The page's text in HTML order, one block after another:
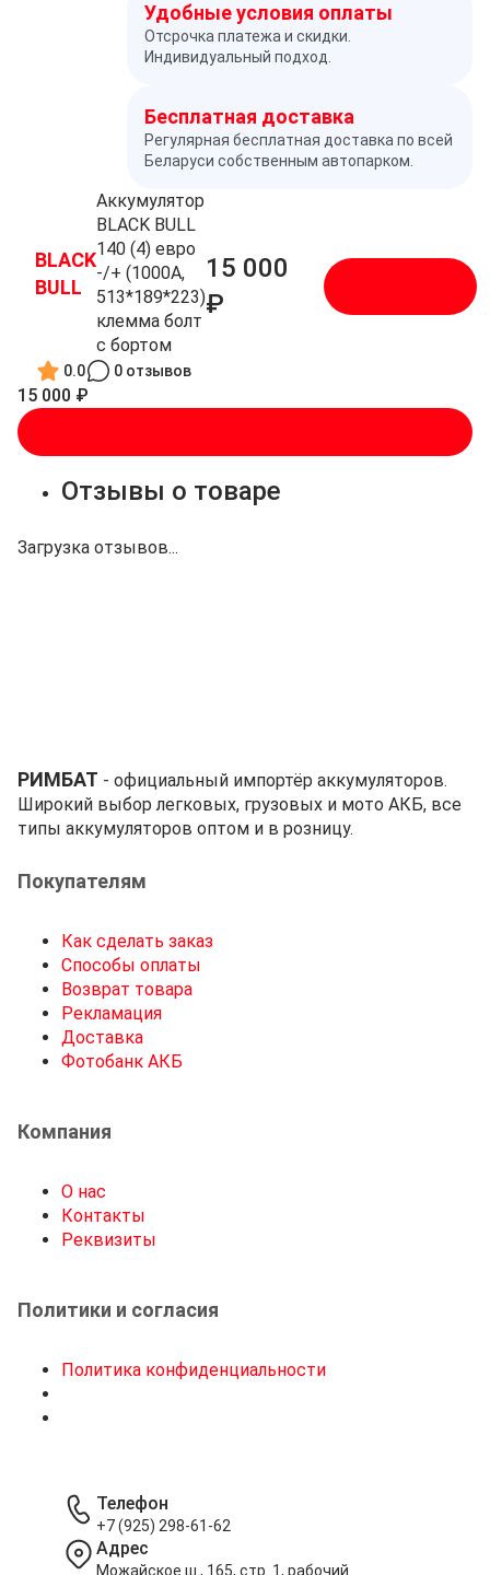
Удобные условия оплаты
Отсрочка платежа и скидки.
Индивидуальный подход.
Бесплатная доставка
Регулярная бесплатная доставка по всей
Беларуси собственным автопарком.
BLACK
BULL
Аккумулятор
BLACK BULL
140 (4) евро
-/+ (1000A,
513*189*223)
клемма болт
с бортом
0.0 0 отзывов
15 000
₽
15 000 ₽
Отзывы о товаре
Загрузка отзывов...
РИМБАТ - официальный импортёр аккумуляторов.
Широкий выбор легковых, грузовых и мото АКБ, все
типы аккумуляторов оптом и в розницу.
Покупателям
Как сделать заказ
Способы оплаты
Возврат товара
Рекламация
Доставка
Фотобанк АКБ
Компания
О нас
Контакты
Реквизиты
Политики и согласия
Политика конфиденциальности
Телефон
+7 (925) 298-61-62
Адрес
Можайское ш., 165, стр. 1, рабочий